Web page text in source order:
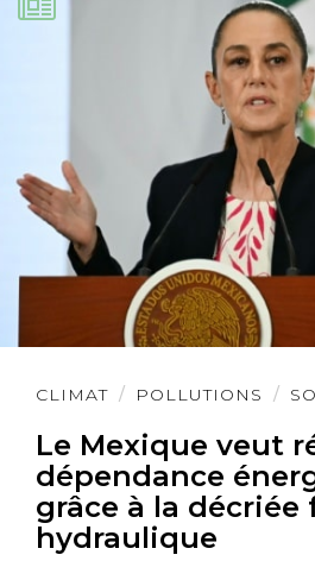
CLIMAT POLLUTIONS
Le Mexique veut
dépendance
grâce à la
hydraulique
Lire